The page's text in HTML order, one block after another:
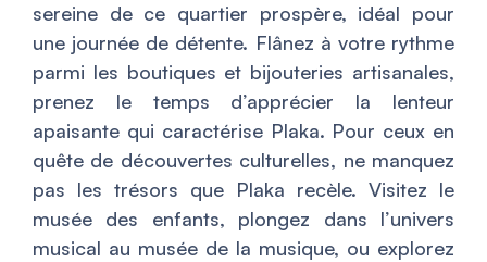
sereine de ce quartier prospère, idéal pour
une journée de détente. Flânez à votre rythme
parmi les boutiques et bijouteries artisanales,
prenez le temps d’apprécier la lenteur
apaisante qui caractérise Plaka. Pour ceux en
quête de découvertes culturelles, ne manquez
pas les trésors que Plaka recèle. Visitez le
musée des enfants, plongez dans l’univers
musical au musée de la musique, ou explorez